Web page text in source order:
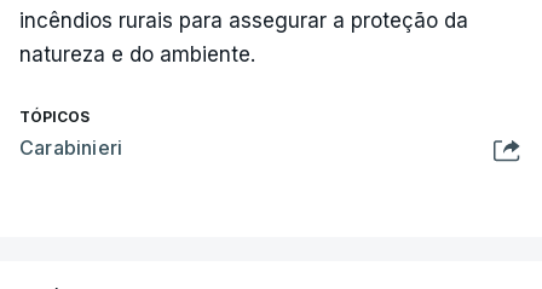
incêndios rurais para assegurar a proteção da
natureza e do ambiente.
TÓPICOS
Carabinieri